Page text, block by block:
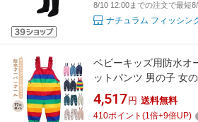
8/10 12:00までの注文で最短
ナチュラム フィッシン
ベビーキッズ用防水オ
ットパンツ 男の子 女
86cm 92cm 98cm
128cm
4,517 円 送料無料
410ポイント (1倍+9倍UP)